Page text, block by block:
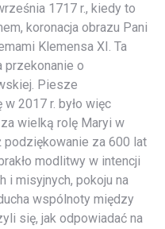
1717 r., kiedy to
koronacja obrazu Pani
Klemensa XI. Ta
przekonanie o
Piesze
2017 r. było więc
wielką rolę Maryi w
podziękowanie za 600 lat
modlitwy w intencji
i misyjnych, pokoju na
wspólnoty między
się, jak odpowiadać na